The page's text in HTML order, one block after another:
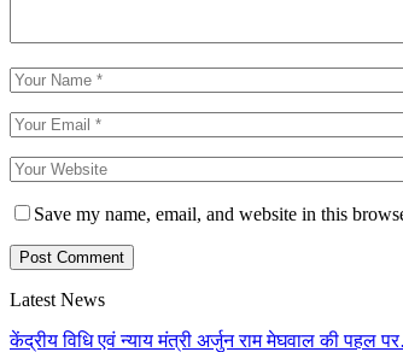
Save my name, email, and website in this
Latest News
केंद्रीय विधि एवं न्याय मंत्री अर्जुन राम मेघवाल की पहल